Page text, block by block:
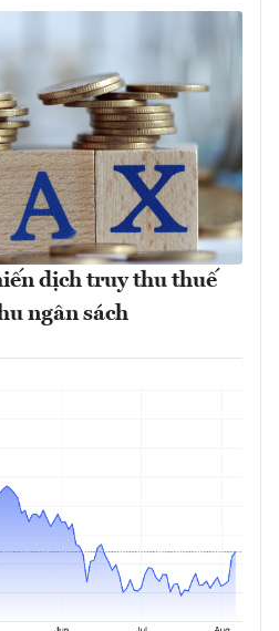
dịch truy thu thuế
ngân sách